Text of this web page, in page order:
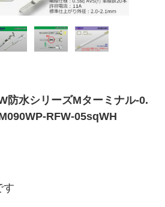
防水シリーズMターミナル-0.
RFW-05sqWH
す